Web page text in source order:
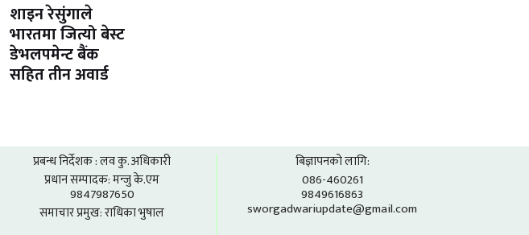
शाइन रेसुंगाले
भारतमा जित्यो बेस्ट
डेभलपमेन्ट बैंक
सहित तीन अवार्ड
प्रबन्ध निर्देशक : लव कु. अधिकारी
प्रधान सम्पादक: मन्जु के.एम
9847987650
समाचार प्रमुख: राधिका भुषाल
बिज्ञापनको लागि:
086-460261
9849616863
sworgadwariupdate@gmail.com